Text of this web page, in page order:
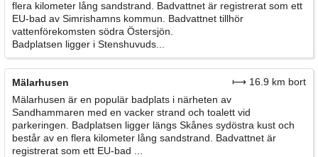
flera kilometer lång sandstrand. Badvattnet är registrerat som ett
EU-bad av Simrishamns kommun. Badvattnet tillhör
vattenförekomsten södra Östersjön.
Badplatsen ligger i Stenshuvuds...
Mälarhusen
⟼ 16.9 km bort
Mälarhusen är en populär badplats i närheten av
Sandhammaren med en vacker strand och toalett vid
parkeringen. Badplatsen ligger längs Skånes sydöstra kust och
består av en flera kilometer lång sandstrand. Badvattnet är
registrerat som ett EU-bad ...